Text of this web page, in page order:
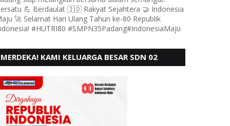
💪 Berdaulat 🇮🇩 Rakyat Sejahtera 🤝 Indonesia
🚀 Selamat Hari Ulang Tahun ke-80 Republik
#HUTRI80 #SMPN35Padang#IndonesiaMaju
MERDEKA! KAMI KELUARGA BESAR SDN 02
MENGUCAPKAN HUT RI KE - 80,